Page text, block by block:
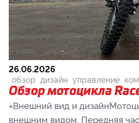
26.06.2026
обзор дизайн управление
Обзор мотоцикла
×Внешний вид и
внешним видом. Передняя